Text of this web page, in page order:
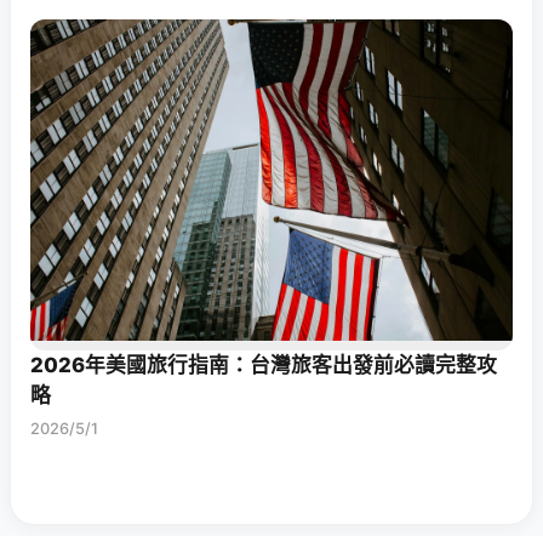
2026年美國旅行指南：台灣旅客出發前必讀完整攻
略
2026/5/1